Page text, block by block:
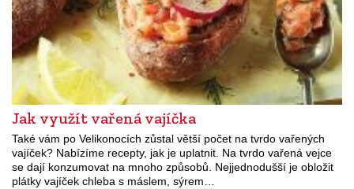
Jak využít vařená vajíčka
Také vám po Velikonocích zůstal větší počet na tvrdo vařených
vajíček? Nabízíme recepty, jak je uplatnit. Na tvrdo vařená vejce
se dají konzumovat na mnoho způsobů. Nejjednodušší je obložit
plátky vajíček chleba s máslem, sýrem…